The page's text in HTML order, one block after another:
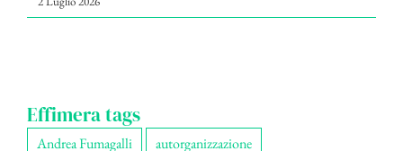
Effimera tags
Andrea Fumagalli
autorganizzazione